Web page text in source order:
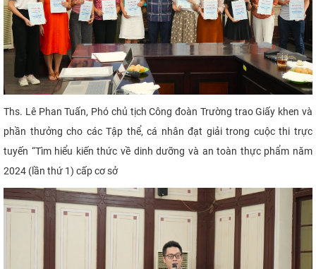
Ths. Lê Phan Tuấn, Phó chủ tịch Công đoàn Trường trao Giấy khen và
phần thưởng cho các Tập thể, cá nhân đạt giải trong cuộc thi trực
tuyến “Tìm hiểu kiến thức về dinh dưỡng và an toàn thực phẩm năm
2024 (lần thứ 1) cấp cơ sở